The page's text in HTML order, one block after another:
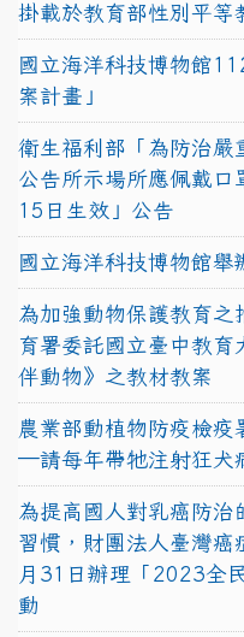
掛載於教育部性別平等
國立海洋科技博物館
案計畫」
衛生福利部「為防治嚴
公告所示場所應佩戴口
15日生效」公告
國立海洋科技博物館舉
為加強動物保護教育之
育署委託國立臺中教育
伴動物》之教材教案
農業部動植物防疫檢
—請每年帶牠注射狂犬
為提高國人對乳癌防治
習慣，財團法人臺灣
月31日辦理「2023全
動